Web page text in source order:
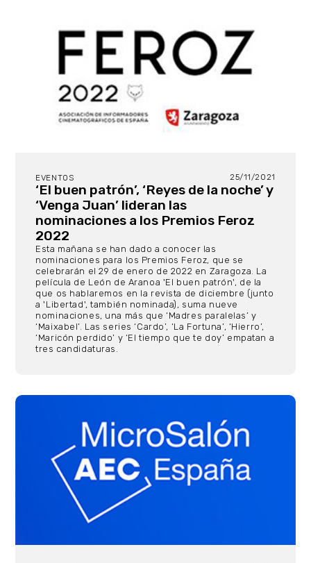
EVENTOS 25/11/2021
‘El buen patrón’, ‘Reyes de la noche’ y
‘Venga Juan’ lideran las
nominaciones a los Premios Feroz
2022
Esta mañana se han dado a conocer las
nominaciones para los Premios Feroz, que se
celebrarán el 29 de enero de 2022 en Zaragoza. La
película de León de Aranoa 'El buen patrón', de la
que os hablaremos en la revista de diciembre (junto
a 'Libertad', también nominada), suma nueve
nominaciones, una más que ‘Madres paralelas’ y
‘Maixabel’. Las series ‘Cardo’, ‘La Fortuna’, ‘Hierro’,
‘Maricón perdido’ y ‘El tiempo que te doy’ empatan a
tres candidaturas.